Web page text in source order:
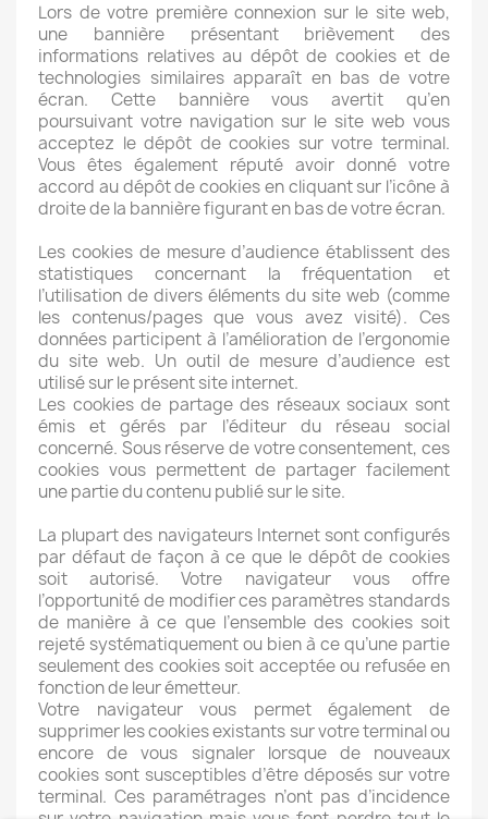
Lors de votre première connexion sur le site web,
une bannière présentant brièvement des
informations relatives au dépôt de cookies et de
technologies similaires apparaît en bas de votre
écran. Cette bannière vous avertit qu’en
poursuivant votre navigation sur le site web vous
acceptez le dépôt de cookies sur votre terminal.
Vous êtes également réputé avoir donné votre
accord au dépôt de cookies en cliquant sur l’icône à
droite de la bannière figurant en bas de votre écran.
Les cookies de mesure d’audience établissent des
statistiques concernant la fréquentation et
l’utilisation de divers éléments du site web (comme
les contenus/pages que vous avez visité). Ces
données participent à l’amélioration de l’ergonomie
du site web. Un outil de mesure d’audience est
utilisé sur le présent site internet.
Les cookies de partage des réseaux sociaux sont
émis et gérés par l’éditeur du réseau social
concerné. Sous réserve de votre consentement, ces
cookies vous permettent de partager facilement
une partie du contenu publié sur le site.
La plupart des navigateurs Internet sont configurés
par défaut de façon à ce que le dépôt de cookies
soit autorisé. Votre navigateur vous offre
l’opportunité de modifier ces paramètres standards
de manière à ce que l’ensemble des cookies soit
rejeté systématiquement ou bien à ce qu’une partie
seulement des cookies soit acceptée ou refusée en
fonction de leur émetteur.
Votre navigateur vous permet également de
supprimer les cookies existants sur votre terminal ou
encore de vous signaler lorsque de nouveaux
cookies sont susceptibles d’être déposés sur votre
terminal. Ces paramétrages n’ont pas d’incidence